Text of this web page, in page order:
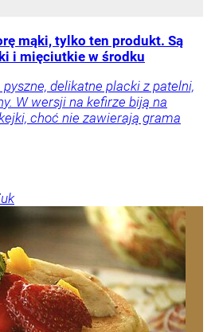
mąki, tylko ten produkt. Są
i mięciutkie w środku
delikatne placki z patelni,
W wersji na kefirze biją na
choć nie zawierają grama